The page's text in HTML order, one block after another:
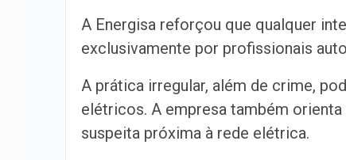
A Energisa reforçou que qualquer
exclusivamente por profissionais
A prática irregular, além de crime,
elétricos. A empresa também
suspeita próxima à rede elétrica.